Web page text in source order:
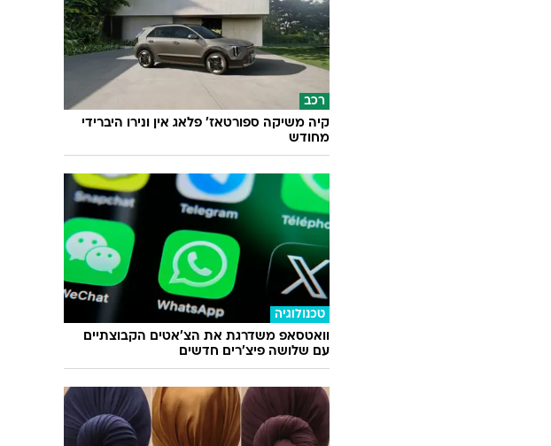
רכב
קיה משיקה ספורטאז' פלאג אין ונירו היברידי
מחודש
טכנולוגיה
וואטסאפ משדרגת את הצ'אטים הקבוצתיים
עם שלושה פיצ'רים חדשים